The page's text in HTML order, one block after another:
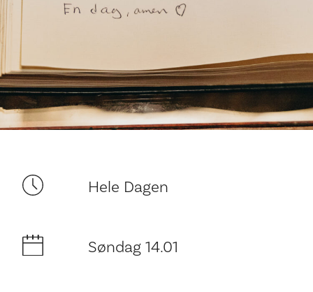
Ditt besøk
Hele Dagen
Søndag 14.01